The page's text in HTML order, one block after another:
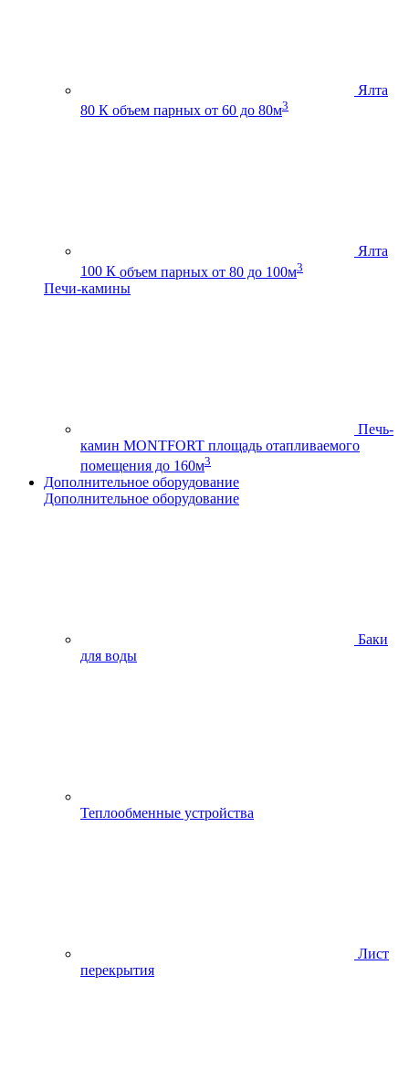
Ялта
80 К объем парных от 60 до 80м3
Ялта
100 К объем парных от 80 до 100м3
Печи-камины
Печь-
камин MONTFORT площадь отапливаемого
помещения до 160м3
Дополнительное оборудование
Дополнительное оборудование
Баки
для воды
Теплообменные устройства
Лист
перекрытия